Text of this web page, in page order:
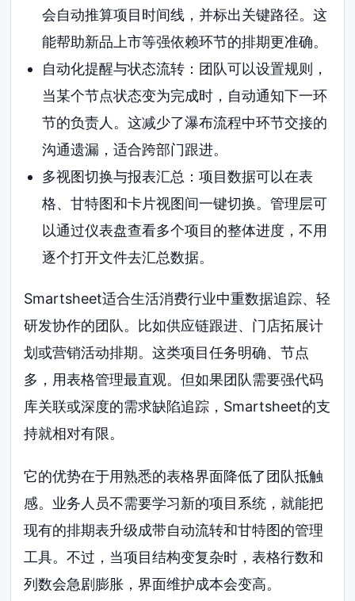
会自动推算项目时间线，并标出关键路径。这
能帮助新品上市等强依赖环节的排期更准确。
自动化提醒与状态流转：团队可以设置规则，
当某个节点状态变为完成时，自动通知下一环
节的负责人。这减少了瀑布流程中环节交接的
沟通遗漏，适合跨部门跟进。
多视图切换与报表汇总：项目数据可以在表
格、甘特图和卡片视图间一键切换。管理层可
以通过仪表盘查看多个项目的整体进度，不用
逐个打开文件去汇总数据。
Smartsheet适合生活消费行业中重数据追踪、轻
研发协作的团队。比如供应链跟进、门店拓展计
划或营销活动排期。这类项目任务明确、节点
多，用表格管理最直观。但如果团队需要强代码
库关联或深度的需求缺陷追踪，Smartsheet的支
持就相对有限。
它的优势在于用熟悉的表格界面降低了团队抵触
感。业务人员不需要学习新的项目系统，就能把
现有的排期表升级成带自动流转和甘特图的管理
工具。不过，当项目结构变复杂时，表格行数和
列数会急剧膨胀，界面维护成本会变高。